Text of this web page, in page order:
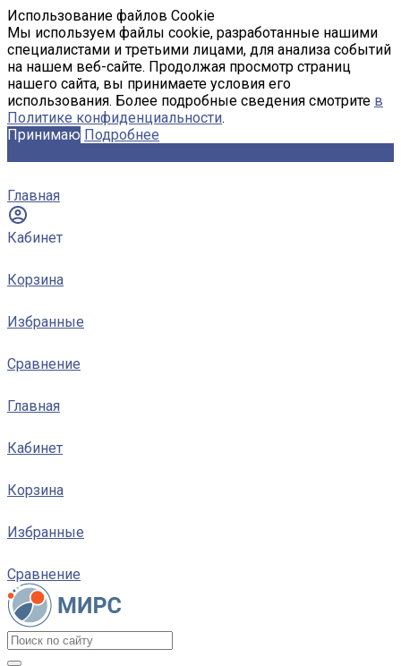
Использование файлов Cookie
Мы используем файлы cookie, разработанные нашими
специалистами и третьими лицами, для анализа событий
на нашем веб-сайте. Продолжая просмотр страниц
нашего сайта, вы принимаете условия его
использования. Более подробные сведения смотрите в
Политике конфиденциальности.
Принимаю Подробнее
Главная
Кабинет
Корзина
Избранные
Сравнение
Главная
Кабинет
Корзина
Избранные
Сравнение